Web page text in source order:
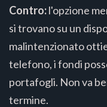
Contro:l'opzione
si trovano su un
malintenzionato
telefono, i fondi
portafogli. Non va
termine.